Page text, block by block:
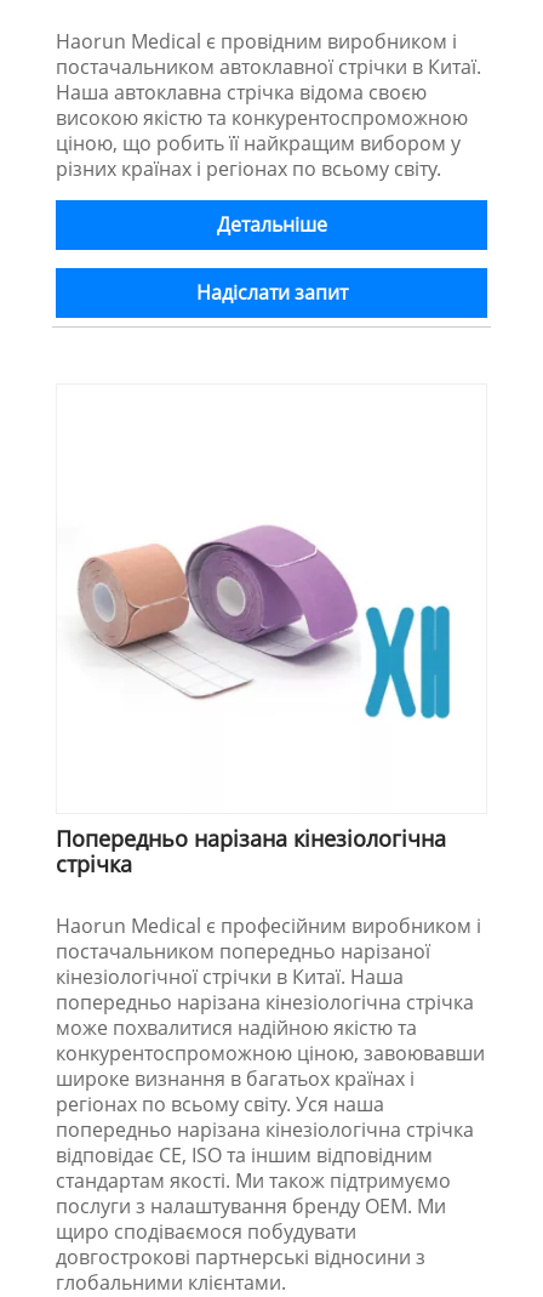
Haorun Medical є провідним виробником і
постачальником автоклавної стрічки в Китаї.
Наша автоклавна стрічка відома своєю
високою якістю та конкурентоспроможною
ціною, що робить її найкращим вибором у
різних країнах і регіонах по всьому світу.
Детальніше
Надіслати запит
Попередньо нарізана кінезіологічна
стрічка
Haorun Medical є професійним виробником і
постачальником попередньо нарізаної
кінезіологічної стрічки в Китаї. Наша
попередньо нарізана кінезіологічна стрічка
може похвалитися надійною якістю та
конкурентоспроможною ціною, завоювавши
широке визнання в багатьох країнах і
регіонах по всьому світу. Уся наша
попередньо нарізана кінезіологічна стрічка
відповідає CE, ISO та іншим відповідним
стандартам якості. Ми також підтримуємо
послуги з налаштування бренду OEM. Ми
щиро сподіваємося побудувати
довгострокові партнерські відносини з
глобальними клієнтами.